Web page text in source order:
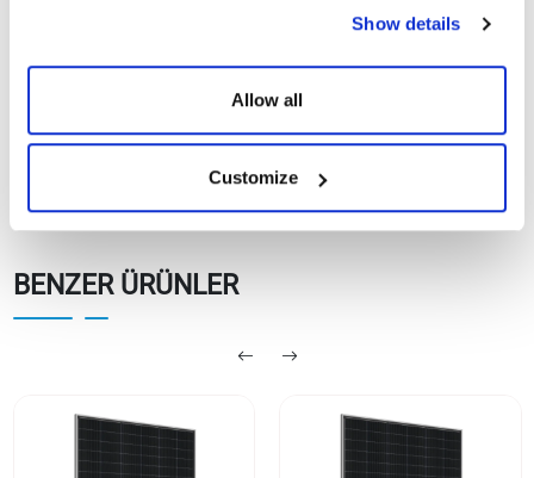
Show details
Allow all
Customize
BENZER ÜRÜNLER